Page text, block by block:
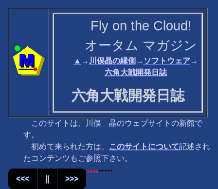
Fly on the Cloud!
オータム マガジン
▲ → 川俣晶の縁側 → ソフトウェア→
六角大戦開発日誌
六角大戦開発日誌
このサイトは、川俣 晶のウェブサイトの新館で
す。
初めて来られた方は、
このサイトについて記述され
たコンテンツもご参照下さい。
<<< || >>>
*********